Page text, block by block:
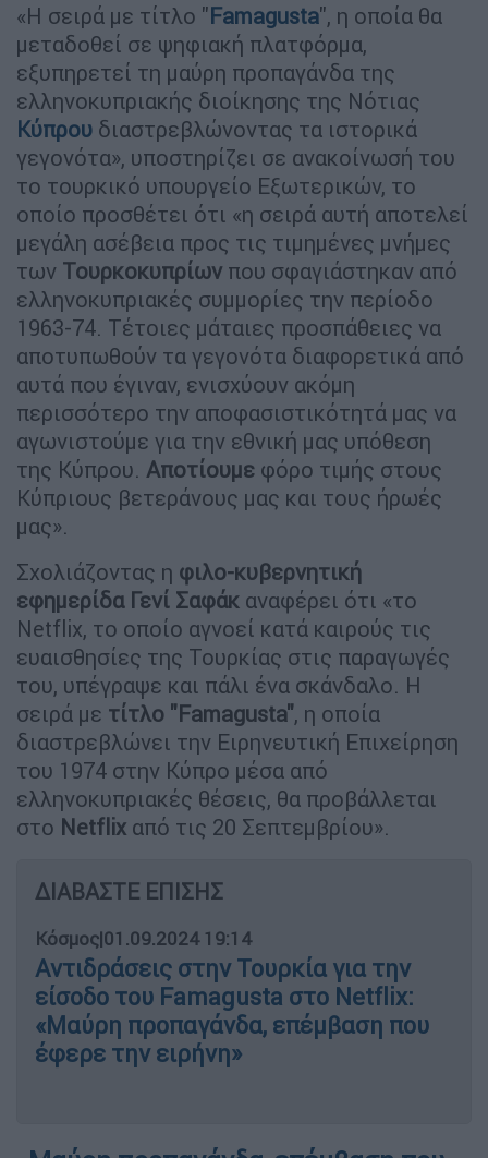
«Η σειρά με τίτλο "Famagusta", η οποία θα
μεταδοθεί σε ψηφιακή πλατφόρμα,
εξυπηρετεί τη μαύρη προπαγάνδα της
ελληνοκυπριακής διοίκησης της Νότιας
Κύπρου διαστρεβλώνοντας τα ιστορικά
γεγονότα», υποστηρίζει σε ανακοίνωσή του
το τουρκικό υπουργείο Εξωτερικών, το
οποίο προσθέτει ότι «η σειρά αυτή αποτελεί
μεγάλη ασέβεια προς τις τιμημένες μνήμες
των Τουρκοκυπρίων που σφαγιάστηκαν από
ελληνοκυπριακές συμμορίες την περίοδο
1963-74. Τέτοιες μάταιες προσπάθειες να
αποτυπωθούν τα γεγονότα διαφορετικά από
αυτά που έγιναν, ενισχύουν ακόμη
περισσότερο την αποφασιστικότητά μας να
αγωνιστούμε για την εθνική μας υπόθεση
της Κύπρου. Αποτίουμε φόρο τιμής στους
Κύπριους βετεράνους μας και τους ήρωές
μας».
Σχολιάζοντας η φιλο-κυβερνητική
εφημερίδα Γενί Σαφάκ αναφέρει ότι «το
Netflix, το οποίο αγνοεί κατά καιρούς τις
ευαισθησίες της Τουρκίας στις παραγωγές
του, υπέγραψε και πάλι ένα σκάνδαλο. Η
σειρά με τίτλο "Famagusta", η οποία
διαστρεβλώνει την Ειρηνευτική Επιχείρηση
του 1974 στην Κύπρο μέσα από
ελληνοκυπριακές θέσεις, θα προβάλλεται
στο Netflix από τις 20 Σεπτεμβρίου».
ΔΙΑΒΑΣΤΕ ΕΠΙΣΗΣ
Κόσμος|01.09.2024 19:14
Αντιδράσεις στην Τουρκία για την
είσοδο του Famagusta στο Netflix:
«Μαύρη προπαγάνδα, επέμβαση που
έφερε την ειρήνη»